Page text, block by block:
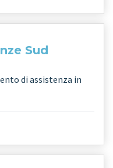
Sud
di assistenza in